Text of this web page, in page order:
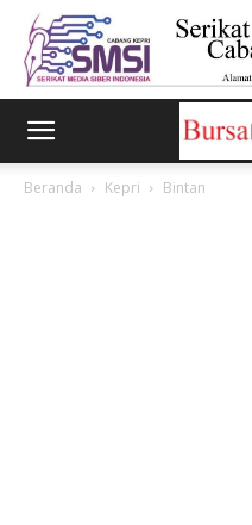
Beranda Kepri Bintan